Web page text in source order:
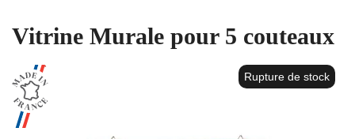
Vitrine Murale pour 5 couteaux
Rupture de stock